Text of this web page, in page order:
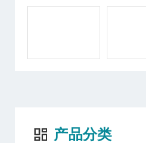
产品分类